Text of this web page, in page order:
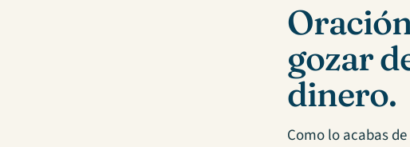
gozar
dinero.
Como lo acabas